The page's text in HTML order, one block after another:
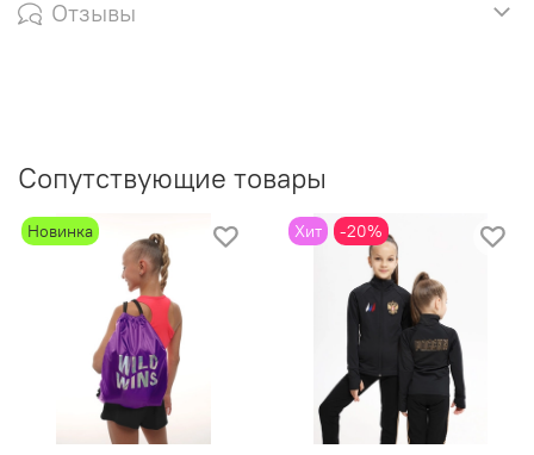
Отзывы
Сопутствующие товары
Новинка Хит -20%